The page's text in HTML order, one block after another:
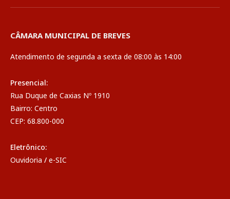
CÂMARA MUNICIPAL DE BREVES
Atendimento de segunda a sexta de 08:00 às 14:00
Presencial:
Rua Duque de Caxias Nº 1910
Bairro: Centro
CEP: 68.800-000
Eletrônico:
Ouvidoria / e-SIC